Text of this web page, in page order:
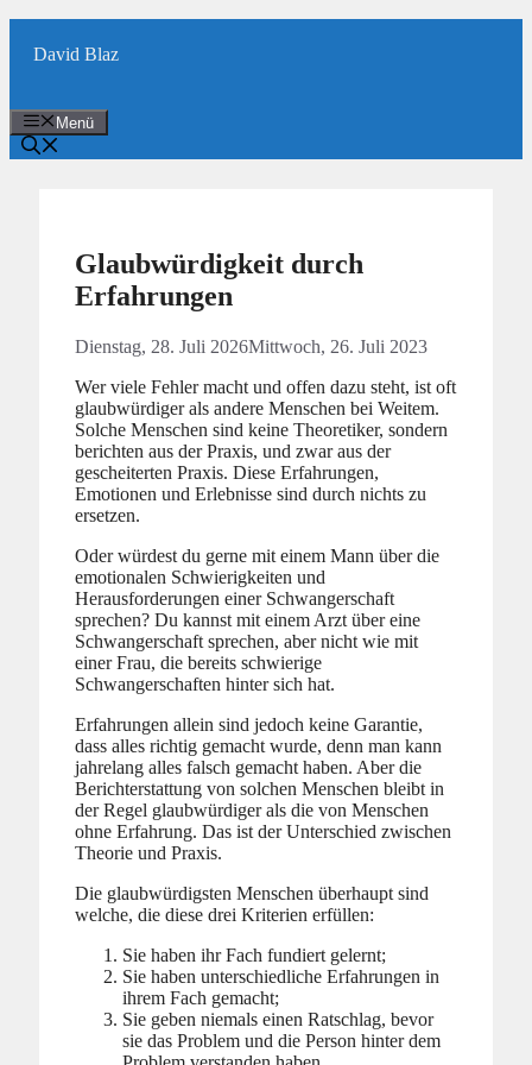
InhaltDavid Blaz
Menü
Glaubwürdigkeit durch
Erfahrungen
Dienstag, 28. Juli 2026Mittwoch, 26. Juli 2023
Wer viele Fehler macht und offen dazu steht, ist oft
glaubwürdiger als andere Menschen bei Weitem.
Solche Menschen sind keine Theoretiker, sondern
berichten aus der Praxis, und zwar aus der
gescheiterten Praxis. Diese Erfahrungen,
Emotionen und Erlebnisse sind durch nichts zu
ersetzen.
Oder würdest du gerne mit einem Mann über die
emotionalen Schwierigkeiten und
Herausforderungen einer Schwangerschaft
sprechen? Du kannst mit einem Arzt über eine
Schwangerschaft sprechen, aber nicht wie mit
einer Frau, die bereits schwierige
Schwangerschaften hinter sich hat.
Erfahrungen allein sind jedoch keine Garantie,
dass alles richtig gemacht wurde, denn man kann
jahrelang alles falsch gemacht haben. Aber die
Berichterstattung von solchen Menschen bleibt in
der Regel glaubwürdiger als die von Menschen
ohne Erfahrung. Das ist der Unterschied zwischen
Theorie und Praxis.
Die glaubwürdigsten Menschen überhaupt sind
welche, die diese drei Kriterien erfüllen:
Sie haben ihr Fach fundiert gelernt;
Sie haben unterschiedliche Erfahrungen in
ihrem Fach gemacht;
Sie geben niemals einen Ratschlag, bevor
sie das Problem und die Person hinter dem